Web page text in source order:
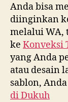
Anda bisa
diinginkan
melalui WA,
ke Konveksi
yang Anda
atau desain
sablon,
diDukuh